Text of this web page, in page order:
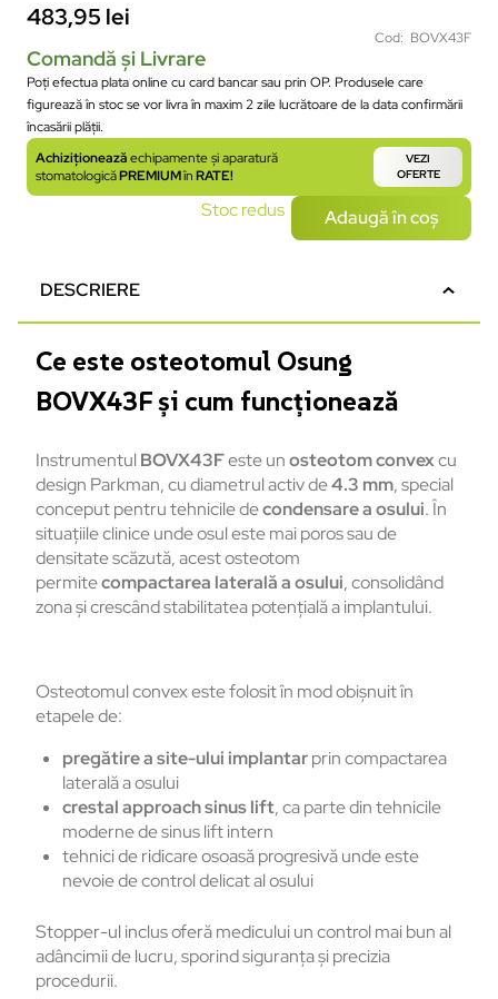
483,95 lei
Cod: BOVX43F
Comandă și Livrare
Poți efectua plata online cu card bancar sau prin OP. Produsele care
figurează în stoc se vor livra în maxim 2 zile lucrătoare de la data confirmării
încasării plății.
Achiziționeazăechipamente și aparatură
stomatologicăPREMIUMînRATE!
VEZI
OFERTE
Stoc redus Adaugă în coș
DESCRIERE
Ce este osteotomul Osung
BOVX43F și cum funcționează
InstrumentulBOVX43Feste unosteotom convexcu
design Parkman, cu diametrul activ de4.3 mm, special
conceput pentru tehnicile decondensare a osului. În
situațiile clinice unde osul este mai poros sau de
densitate scăzută, acest osteotom
permitecompactarea laterală a osului, consolidând
zona și crescând stabilitatea potențială a implantului.
Osteotomul convex este folosit în mod obișnuit în
etapele de:
pregătire a site-ului implantarprin compactarea
laterală a osului
crestal approach sinus lift, ca parte din tehnicile
moderne de sinus lift intern
tehnici de ridicare osoasă progresivă unde este
nevoie de control delicat al osului
Stopper-ul inclus oferă medicului un control mai bun al
adâncimii de lucru, sporind siguranța și precizia
procedurii.